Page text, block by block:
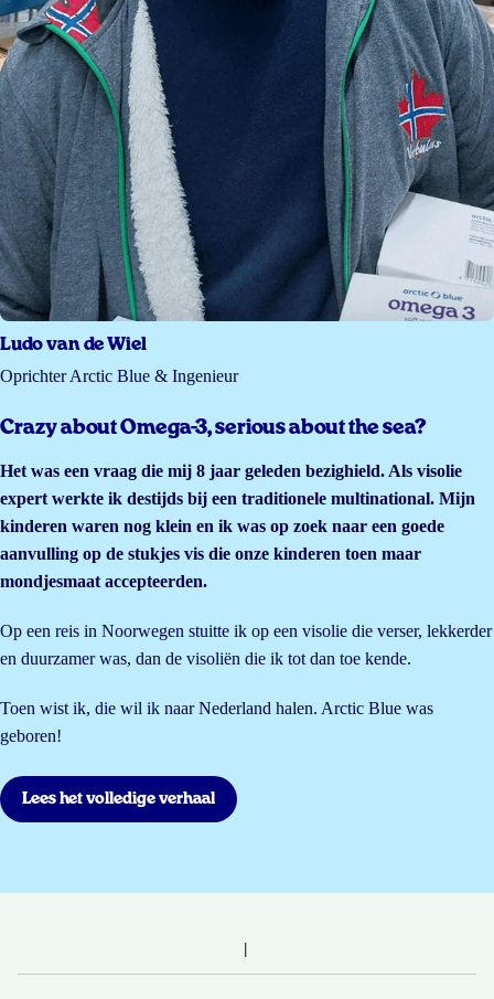
Ludo van de Wiel
Oprichter Arctic Blue & Ingenieur
Crazy about Omega-3, serious about the sea?
Het was een vraag die mij 8 jaar geleden bezighield. Als visolie
expert werkte ik destijds bij een traditionele multinational. Mijn
kinderen waren nog klein en ik was op zoek naar een goede
aanvulling op de stukjes vis die onze kinderen toen maar
mondjesmaat accepteerden.
Op een reis in Noorwegen stuitte ik op een visolie die verser, lekkerder
en duurzamer was, dan de visoliën die ik tot dan toe kende.
Toen wist ik, die wil ik naar Nederland halen. Arctic Blue was
geboren!
Lees het volledige verhaal